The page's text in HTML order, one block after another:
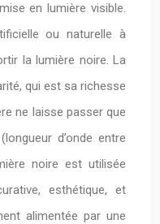
en lumière visible.
ou naturelle à
la lumière noire. La
qui est sa richesse
ne laisse passer que
d’onde entre
noire est utilisée
esthétique, et
alimentée par une